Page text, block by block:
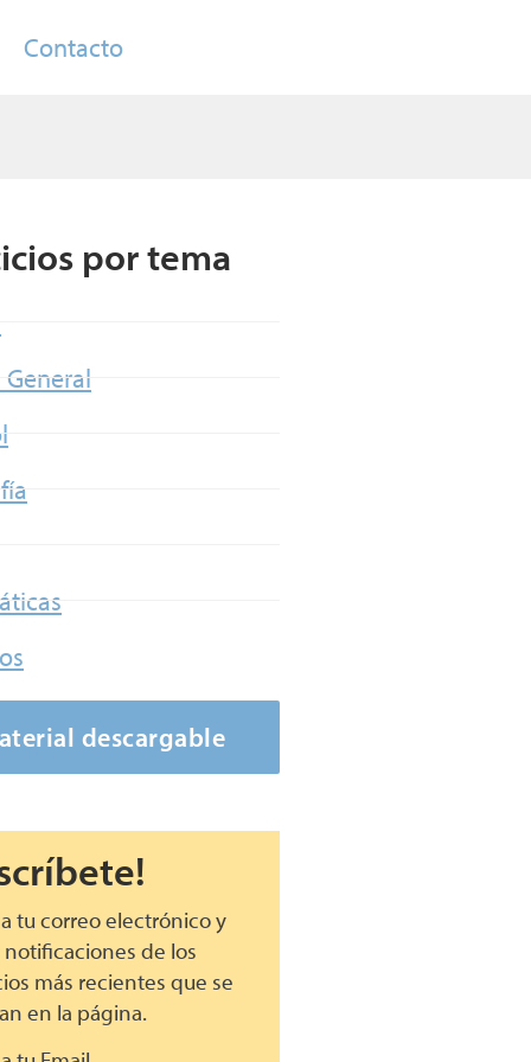
Contacto
por tema
descargable
tu correo electrónico y
de los
más recientes que se
en la página.